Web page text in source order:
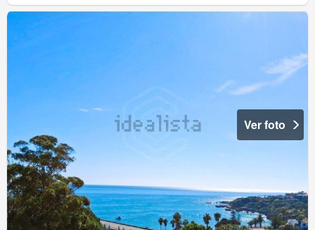
Ver foto